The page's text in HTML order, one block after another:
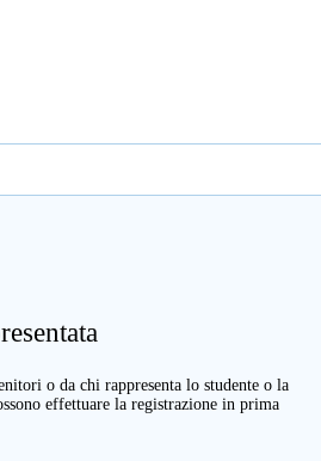
o da chi rappresenta lo studente o la
effettuare la registrazione in prima